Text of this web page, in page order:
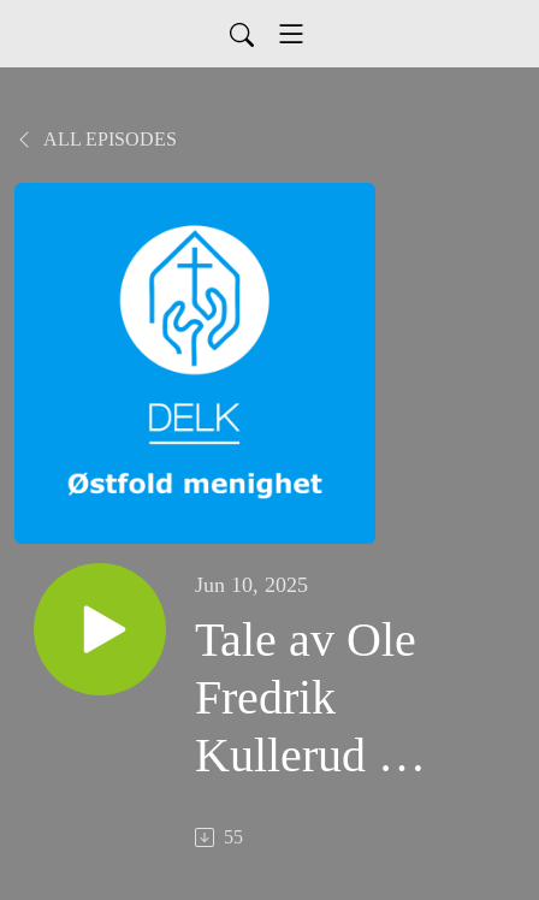
ALL EPISODES
Jun 10, 2025
Tale av Ole
Fredrik
Kullerud 2.
pinsedag
55